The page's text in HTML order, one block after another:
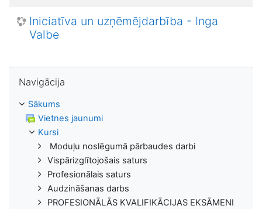
Iniciatīva un uzņēmējdarbība - Inga
Valbe
Navigācija
Sākums
Vietnes jaunumi
Kursi
Moduļu noslēgumā pārbaudes darbi
Vispārizglītojošais saturs
Profesionālais saturs
Audzināšanas darbs
PROFESIONĀLĀS KVALIFIKĀCIJAS EKSĀMENI